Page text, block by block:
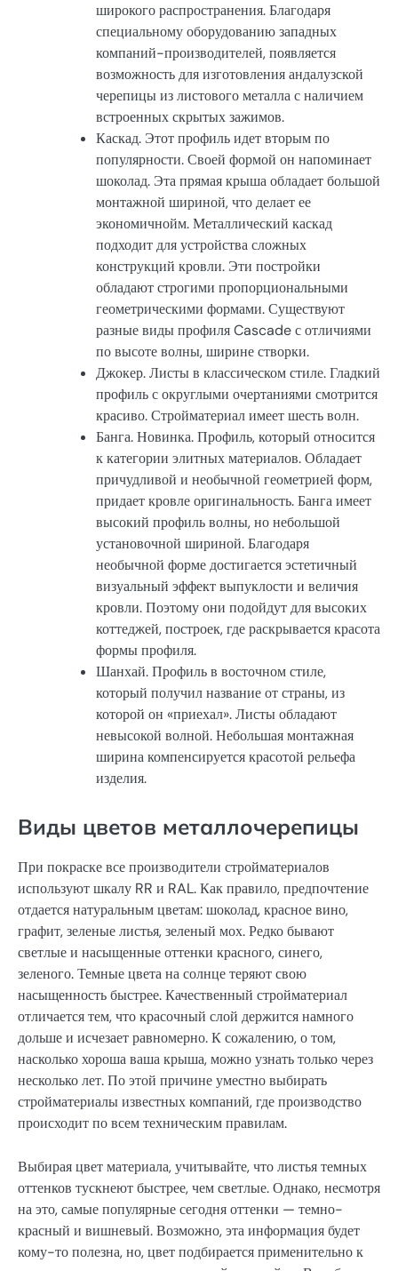
широкого распространения. Благодаря
специальному оборудованию западных
компаний-производителей, появляется
возможность для изготовления андалузской
черепицы из листового металла с наличием
встроенных скрытых зажимов.
Каскад. Этот профиль идет вторым по
популярности. Своей формой он напоминает
шоколад. Эта прямая крыша обладает большой
монтажной шириной, что делает ее
экономичнойм. Металлический каскад
подходит для устройства сложных
конструкций кровли. Эти постройки
обладают строгими пропорциональными
геометрическими формами. Существуют
разные виды профиля Cascade с отличиями
по высоте волны, ширине створки.
Джокер. Листы в классическом стиле. Гладкий
профиль с округлыми очертаниями смотрится
красиво. Стройматериал имеет шесть волн.
Банга. Новинка. Профиль, который относится
к категории элитных материалов. Обладает
причудливой и необычной геометрией форм,
придает кровле оригинальность. Банга имеет
высокий профиль волны, но небольшой
установочной шириной. Благодаря
необычной форме достигается эстетичный
визуальный эффект выпуклости и величия
кровли. Поэтому они подойдут для высоких
коттеджей, построек, где раскрывается красота
формы профиля.
Шанхай. Профиль в восточном стиле,
который получил название от страны, из
которой он «приехал». Листы обладают
невысокой волной. Небольшая монтажная
ширина компенсируется красотой рельефа
изделия.
Виды цветов металлочерепицы
При покраске все производители стройматериалов
используют шкалу RR и RAL. Как правило, предпочтение
отдается натуральным цветам: шоколад, красное вино,
графит, зеленые листья, зеленый мох. Редко бывают
светлые и насыщенные оттенки красного, синего,
зеленого. Темные цвета на солнце теряют свою
насыщенность быстрее. Качественный стройматериал
отличается тем, что красочный слой держится намного
дольше и исчезает равномерно. К сожалению, о том,
насколько хороша ваша крыша, можно узнать только через
несколько лет. По этой причине уместно выбирать
стройматериалы известных компаний, где производство
происходит по всем техническим правилам.
Выбирая цвет материала, учитывайте, что листья темных
оттенков тускнеют быстрее, чем светлые. Однако, несмотря
на это, самые популярные сегодня оттенки — темно-
красный и вишневый. Возможно, эта информация будет
кому-то полезна, но, цвет подбирается применительно к